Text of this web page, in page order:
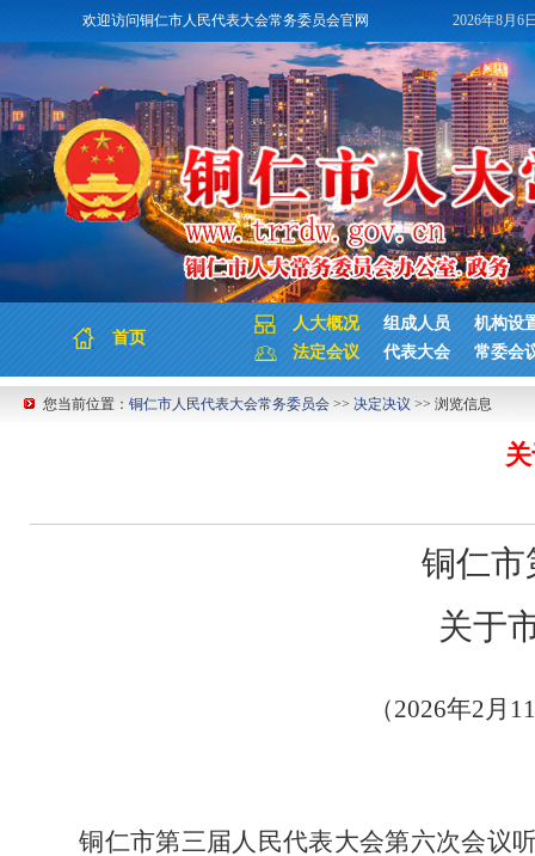
欢迎访问铜仁市人民代表大会常务委员会官网 2026年8月6
首页
人大概况 组成人员
机构设
法定会议
代表大会 常委会
您当前位置： 铜仁市人民代表大会常务委员会 >> 决定决议 >> 浏览信息
铜仁市
关于
（2026年2月
铜仁市第三届人民代表大会第六次会议